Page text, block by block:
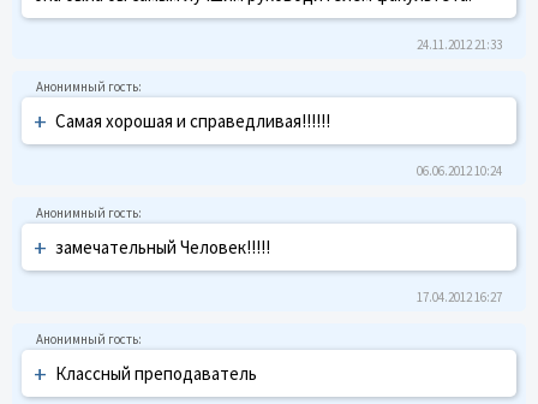
24.11.2012 21:33
+ Самая хорошая и справедливая!!!!!!
06.06.2012 10:24
+ замечательный Человек!!!!!
17.04.2012 16:27
+ Классный преподаватель